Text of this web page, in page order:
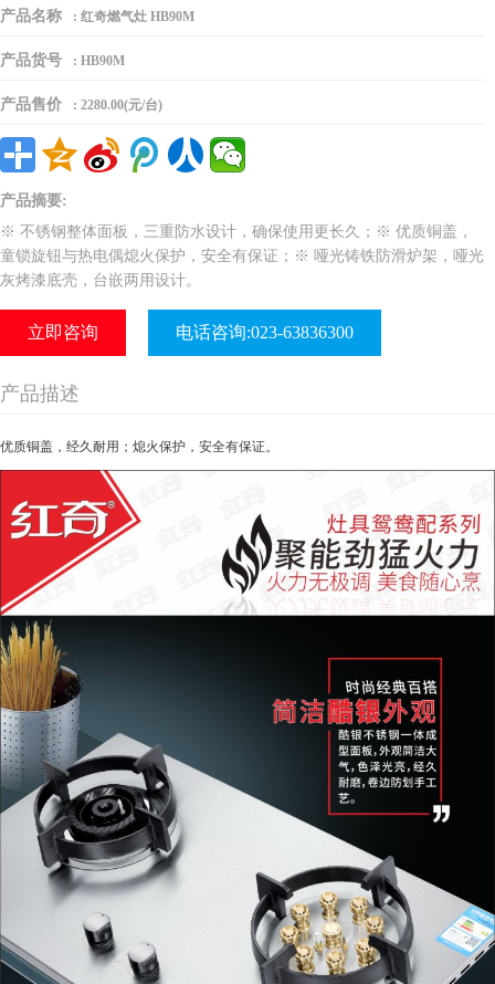
产品名称 : 红奇燃气灶 HB90M
产品货号 : HB90M
产品售价 : 2280.00(元/台)
产品摘要:
※ 不锈钢整体面板，三重防水设计，确保使用更长久；※ 优质铜盖，
童锁旋钮与热电偶熄火保护，安全有保证；※ 哑光铸铁防滑炉架，哑光
灰烤漆底壳，台嵌两用设计。
立即咨询 电话咨询:023-63836300
产品描述
优质铜盖，经久耐用；熄火保护，安全有保证。